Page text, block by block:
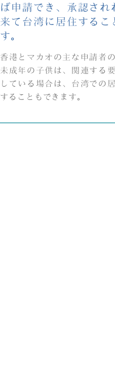
ば申請でき、承認され
来て台湾に居住するこ
す。
香港とマカオの主な申請者
未成年の子供は、関連する
している場合は、台湾での
することもできます。